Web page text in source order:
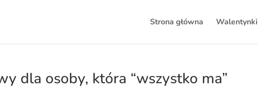
Strona główna Walentynki
dla osoby, która “wszystko ma”